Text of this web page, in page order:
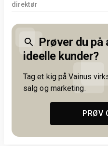
direktør
Prøver du på
ideelle kunder?
Tag et kig på Vainus
salg og marketing.
PRØV